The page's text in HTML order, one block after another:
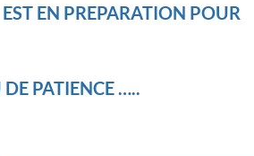
EN PREPARATION POUR
PATIENCE …..